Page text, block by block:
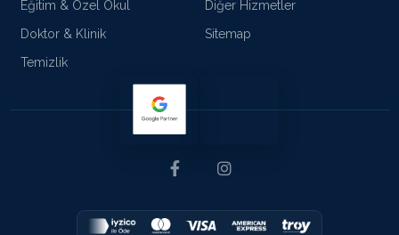
Eğitim & Özel Okul
Doktor & Klinik
Temizlik
Diğer Hizmetler
Sitemap